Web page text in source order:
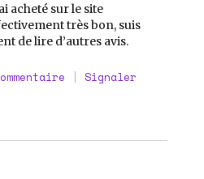
acheté sur le site
très bon, suis
de lire d’autres avis.
| Signaler